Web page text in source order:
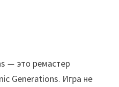
— это ремастер
Generations. Игра не